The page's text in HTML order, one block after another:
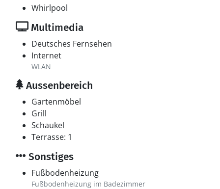
Whirlpool
Multimedia
Deutsches Fernsehen
Internet
WLAN
Aussenbereich
Gartenmöbel
Grill
Schaukel
Terrasse: 1
Sonstiges
Fußbodenheizung
Fußbodenheizung im Badezimmer